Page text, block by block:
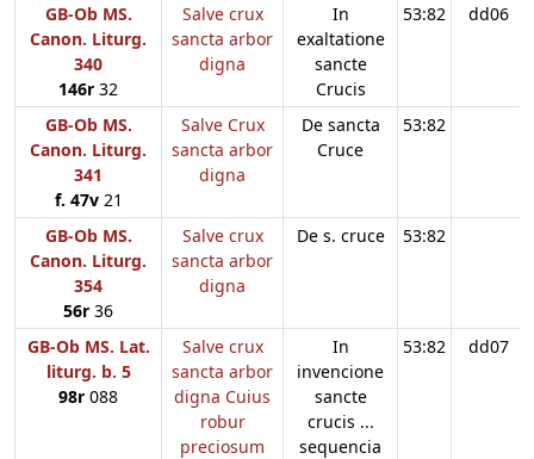
GB-Ob MS.
Canon. Liturg.
340
146r 32
Salve crux
sancta arbor
digna
In
exaltatione
sancte
Crucis
53:82 dd06
GB-Ob MS.
Canon. Liturg.
341
f. 47v21
Salve Crux
sancta arbor
digna
De sancta
Cruce
53:82
GB-Ob MS.
Canon. Liturg.
354
56r 36
Salve crux
sancta arbor
digna
De s. cruce 53:82
GB-Ob MS. Lat.
liturg. b. 5
98r 088
Salve crux
sancta arbor
digna Cuius
robur
preciosum
In
invencione
sancte
crucis ...
sequencia
53:82 dd07